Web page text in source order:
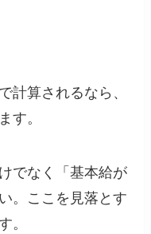
計算されるなら、
す。
でなく「基本給が
。ここを見落とす
。